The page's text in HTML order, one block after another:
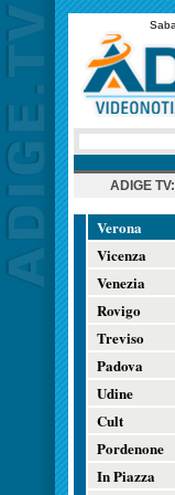
ADIGE TV:
Verona
Vicenza
Venezia
Rovigo
Treviso
Padova
Udine
Cult
Pordenone
In Piazza